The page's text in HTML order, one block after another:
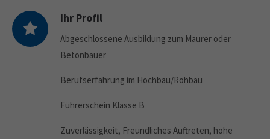
Ihr Profil
Abgeschlossene Ausbildung zum Maurer oder
Betonbauer
Berufserfahrung im Hochbau/Rohbau
Führerschein Klasse B
Zuverlässigkeit, Freundliches Auftreten, hohe